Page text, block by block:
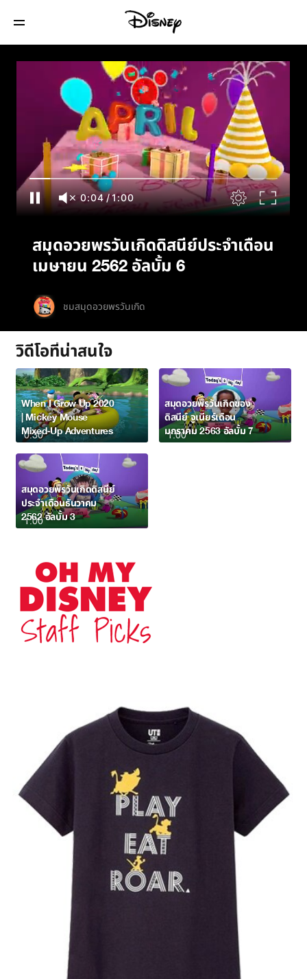
สมุดอวยพรวันเกิดดิสนีย์ประจำเดือนเมษายน
2562 อัลบั้ม 6
0:05/1:00
สมุดอวยพรวันเกิดดิสนีย์ประจำเดือน
เมษายน 2562 อัลบั้ม 6
ชมสมุดอวยพรวันเกิด
วิดีโอที่น่าสนใจ
0:30
When I Grow Up 2020
| Mickey Mouse
Mixed-Up Adventures
1:00
สมุดอวยพรวันเกิดของ
ดิสนีย์ จูเนียร์เดือน
มกราคม 2563 อัลบั้ม 7
1:00
สมุดอวยพรวันเกิดดิสนีย์
ประจำเดือนธันวาคม
2562 อัลบั้ม 3